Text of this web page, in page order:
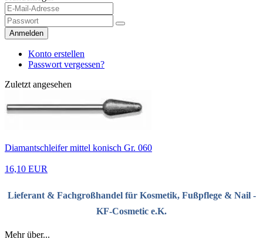
Anmelden
Konto erstellen
Passwort vergessen?
Zuletzt angesehen
Diamantschleifer mittel konisch Gr. 060
16,10 EUR
Lieferant & Fachgroßhandel für Kosmetik, Fußpflege & Nail -
KF-Cosmetic e.K.
Mehr über...